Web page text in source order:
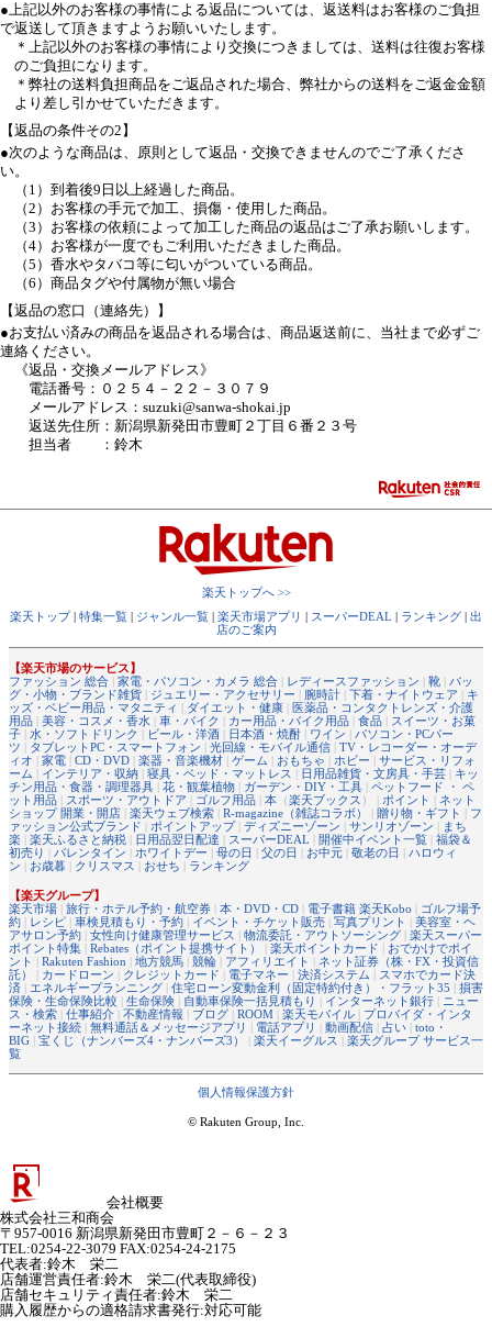
●上記以外のお客様の事情による返品については、返送料はお客様のご負担
で返送して頂きますようお願いいたします。
＊上記以外のお客様の事情により交換につきましては、送料は往復お客様
のご負担になります。
＊弊社の送料負担商品をご返品された場合、弊社からの送料をご返金金額
より差し引かせていただきます。
【返品の条件その2】
●次のような商品は、原則として返品・交換できませんのでご了承くださ
い。
（1）到着後9日以上経過した商品。
（2）お客様の手元で加工、損傷・使用した商品。
（3）お客様の依頼によって加工した商品の返品はご了承お願いします。
（4）お客様が一度でもご利用いただきました商品。
（5）香水やタバコ等に匂いがついている商品。
（6）商品タグや付属物が無い場合
【返品の窓口（連絡先）】
●お支払い済みの商品を返品される場合は、商品返送前に、当社まで必ずご
連絡ください。
《返品・交換メールアドレス》
電話番号：０２５４－２２－３０７９
メールアドレス：suzuki@sanwa-shokai.jp
返送先住所：新潟県新発田市豊町２丁目６番２３号
担当者 ：鈴木
楽天トップへ >>
楽天トップ
特集一覧 ジャンル一覧 楽天市場アプリ スーパーDEAL ランキング
出
店のご案内
【楽天市場のサービス】
ファッション 総合
家電・パソコン・カメラ 総合 レディースファッション 靴
バッ
グ・小物・ブランド雑貨
ジュエリー・アクセサリー 腕時計 下着・ナイトウェア
キ
ッズ・ベビー用品・マタニティ
ダイエット・健康
医薬品・コンタクトレンズ・介護
用品
美容・コスメ・香水 車・バイク カー用品・バイク用品 食品
スイーツ・お菓
子
水・ソフトドリンク ビール・洋酒 日本酒・焼酎 ワイン
パソコン・PCパー
ツ
タブレットPC・スマートフォン 光回線・モバイル通信
TV・レコーダー・オーデ
ィオ
家電 CD・DVD 楽器・音楽機材 ゲーム おもちゃ ホビー
サービス・リフォ
ーム
インテリア・収納 寝具・ベッド・マットレス 日用品雑貨・文房具・手芸
キッ
チン用品・食器・調理器具
花・観葉植物 ガーデン・DIY・工具
ペットフード ・ ペ
ット用品
スポーツ・アウトドア ゴルフ用品 本 （楽天ブックス ） | ポイント
ネット
ショップ 開業・開店
楽天ウェブ検索 R-magazine（雑誌コラボ） 贈り物・ギフト
フ
ァッション公式ブランド
ポイントアップ ディズニーゾーン サンリオゾーン
まち
楽
楽天ふるさと納税 日用品翌日配達 スーパーDEAL 開催中イベント一覧
福袋＆
初売り
バレンタイン ホワイトデー 母の日 父の日 お中元 敬老の日
ハロウィ
ン
お歳暮 クリスマス おせち ランキング
【楽天グループ】
楽天市場
旅行・ホテル予約・航空券 本・DVD・CD 電子書籍 楽天Kobo
ゴルフ場予
約
レシピ 車検見積もり・予約 イベント・チケット販売 写真プリント
美容室・ヘ
アサロン予約
女性向け健康管理サービス 物流委託・アウトソーシング
楽天スーパー
ポイント特集
Rebates（ポイント提携サイト） 楽天ポイントカード
おでかけでポイ
ント
Rakuten Fashion 地方競馬 競輪 アフィリエイト
ネット証券（株・FX・投資信
託）
カードローン クレジットカード 電子マネー 決済システム
スマホでカード決
済
エネルギープランニング 住宅ローン変動金利（固定特約付き）・フラット35
損害
保険・生命保険比較
生命保険 自動車保険一括見積もり インターネット銀行
ニュー
ス・検索
仕事紹介 不動産情報 ブログ ROOM 楽天モバイル
プロバイダ・インタ
ーネット接続
無料通話＆メッセージアプリ 電話アプリ 動画配信 占い
toto・
BIG
宝くじ（ナンバーズ4・ナンバーズ3） 楽天イーグルス
楽天グループ サービス一
覧
個人情報保護方針
© Rakuten Group, Inc.
会社概要
株式会社三和商会
〒957-0016 新潟県新発田市豊町２－６－２３
TEL:0254-22-3079 FAX:0254-24-2175
代表者:鈴木 栄二
店舗運営責任者:鈴木 栄二(代表取締役)
店舗セキュリティ責任者:鈴木 栄二
購入履歴からの適格請求書発行:対応可能